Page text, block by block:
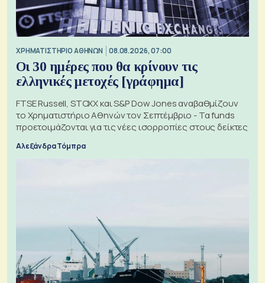
XΡΗΜΑΤΙΣΤΗΡΙΟ ΑΘΗΝΩΝ 08.08.2026, 07:00
Οι 30 ημέρες που θα κρίνουν τις
ελληνικές μετοχές [γράφημα]
FTSE Russell, STOXX και S&P Dow Jones αναβαθμίζουν
το Χρηματιστήριο Αθηνών τον Σεπτέμβριο - Τα funds
προετοιμάζονται για τις νέες ισορροπίες στους δείκτες
Αλεξάνδρα Τόμπρα